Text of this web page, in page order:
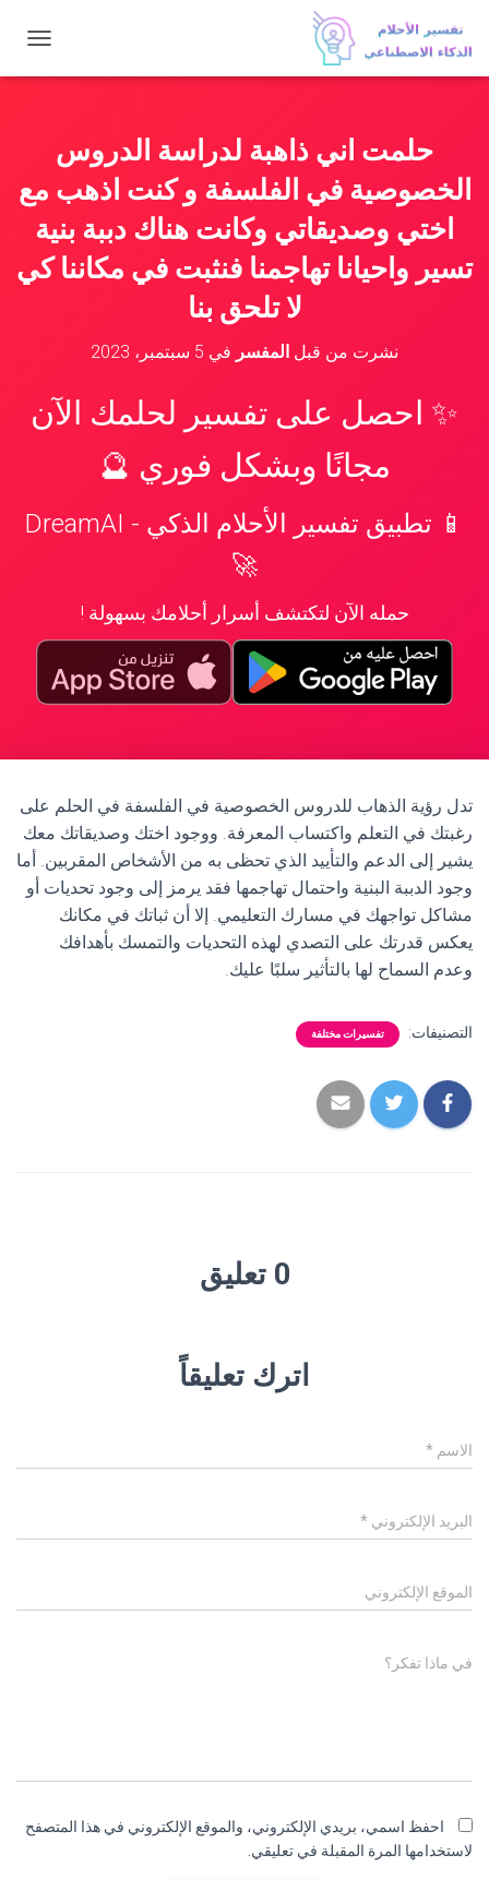
ب
ت
ن
ق
حلمت اني ذاهبة لدراسة الدروس
الخصوصية في الفلسفة و كنت اذهب مع
اختي وصديقاتي وكانت هناك دببة بنية
تسير واحيانا تهاجمنا فنثبت في مكاننا كي
لا تلحق بنا
نشرت من قبل المفسر في 5 سبتمبر، 2023
✨ احصل على تفسير لحلمك الآن
مجانًا وبشكل فوري 🔮
📱 تطبيق تفسير الأحلام الذكي - DreamAI
🚀
حمله الآن لتكتشف أسرار أحلامك بسهولة !
تدل رؤية الذهاب للدروس الخصوصية في الفلسفة في الحلم على
رغبتك في التعلم واكتساب المعرفة. ووجود اختك وصديقاتك معك
يشير إلى الدعم والتأييد الذي تحظى به من الأشخاص المقربين. أما
وجود الدببة البنية واحتمال تهاجمها فقد يرمز إلى وجود تحديات أو
مشاكل تواجهك في مسارك التعليمي. إلا أن ثباتك في مكانك
يعكس قدرتك على التصدي لهذه التحديات والتمسك بأهدافك
وعدم السماح لها بالتأثير سلبًا عليك.
التصنيفات: تفسيرات مختلفة
0 تعليق
اترك تعليقاً
الاسم *
البريد الإلكتروني *
الموقع الإلكتروني
في ماذا تفكر؟
احفظ اسمي، بريدي الإلكتروني، والموقع الإلكتروني في هذا المتصفح
لاستخدامها المرة المقبلة في تعليقي.